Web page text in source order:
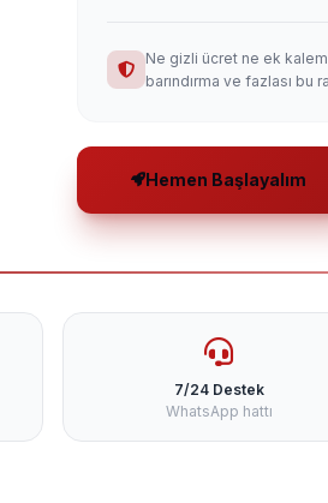
Ne gizli ücret ne ek
barındırma ve fazlası bu
Hemen Başlayalım
7/24 Destek
WhatsApp hattı